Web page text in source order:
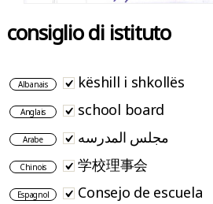
consiglio di istituto
Albanais këshill i shkollës
Anglais school board
Arabe مجلس المدرسه
Chinois 学校理事会
Espagnol Consejo de escuela